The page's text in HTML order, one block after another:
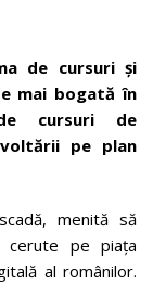
de cursuri și
mai bogată în
cursuri de
pe plan
menită să
cerute pe piața
al românilor.